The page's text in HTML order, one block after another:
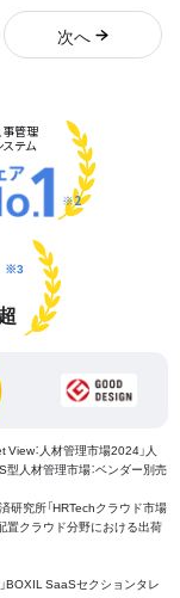
次へ
管理
ステム
※2
※3
：人材管理市場2024」人
型人材管理市場：ベンダー別売
究所「HRTechクラウド市場
置クラウド分野における出荷
BOXIL SaaSセクションタレ